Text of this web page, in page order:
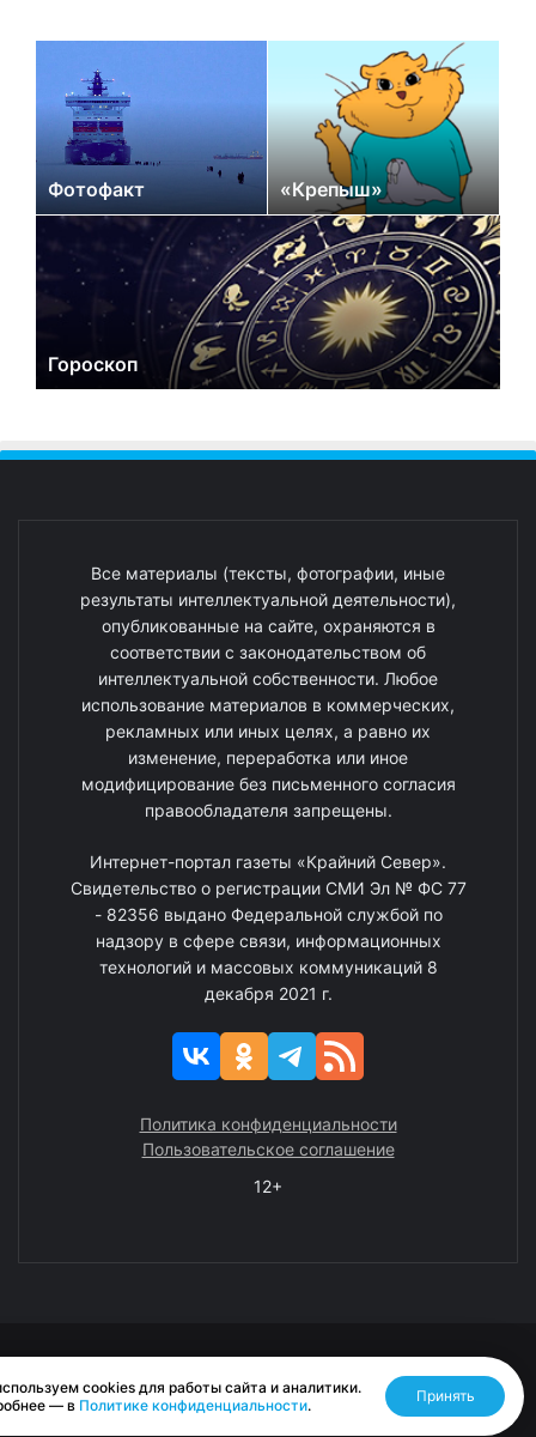
Фотофакт «Крепыш»
Гороскоп
Все материалы (тексты, фотографии, иные
результаты интеллектуальной деятельности),
опубликованные на сайте, охраняются в
соответствии с законодательством об
интеллектуальной собственности. Любое
использование материалов в коммерческих,
рекламных или иных целях, а равно их
изменение, переработка или иное
модифицирование без письменного согласия
правообладателя запрещены.
Интернет-портал газеты «Крайний Север».
Свидетельство о регистрации СМИ Эл № ФС 77
- 82356 выдано Федеральной службой по
надзору в сфере связи, информационных
технологий и массовых коммуникаций 8
декабря 2021 г.
Политика конфиденциальности
Пользовательское соглашение
12+
Разработано RASA
cookies для работы сайта и аналитики.
— в Политике конфиденциальности.
Принять